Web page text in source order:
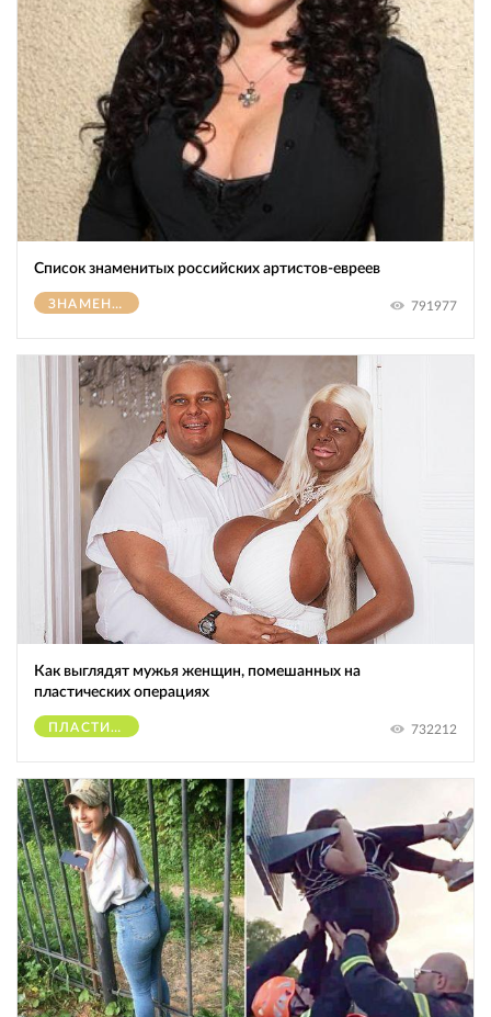
Список знаменитых российских артистов-евреев
ЗНАМЕНИТОСТИ 791977
Как выглядят мужья женщин, помешанных на
пластических операциях
ПЛАСТИЧЕСКИЕ ОПЕРАЦИИ 732212